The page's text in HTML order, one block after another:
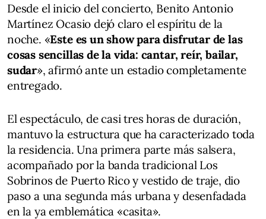
Desde el inicio del concierto, Benito Antonio
Martínez Ocasio dejó claro el espíritu de la
noche. «Este es un show para disfrutar de las
cosas sencillas de la vida: cantar, reír, bailar,
sudar», afirmó ante un estadio completamente
entregado.
El espectáculo, de casi tres horas de duración,
mantuvo la estructura que ha caracterizado toda
la residencia. Una primera parte más salsera,
acompañado por la banda tradicional Los
Sobrinos de Puerto Rico y vestido de traje, dio
paso a una segunda más urbana y desenfadada
en la ya emblemática «casita».